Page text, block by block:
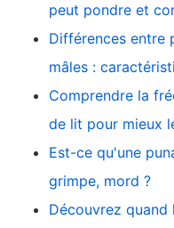
peut pondre et
Différences entre
mâles :
Comprendre la
de lit pour mieux
Est-ce qu'une
grimpe, mord ?
Découvrez quand